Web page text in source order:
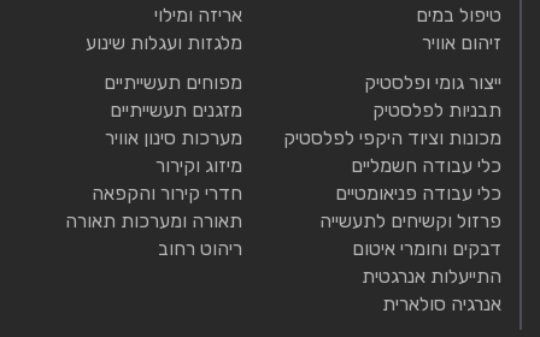
טיפול במים
זיהום אוויר
אריזה ומילוי
מלגזות ועגלות שינוע
ייצור גומי ופלסטיק
תבניות לפלסטיק
מכונות וציוד היקפי לפלסטיק
כלי עבודה חשמליים
כלי עבודה פניאומטיים
פרזול וקשיחים לתעשייה
דבקים וחומרי איטום
התייעלות אנרגטית
אנרגיה סולארית
מפוחים תעשייתיים
מזגנים תעשייתיים
מערכות סינון אוויר
מיזוג וקירור
חדרי קירור והקפאה
תאורה ומערכות תאורה
ריהוט רחוב